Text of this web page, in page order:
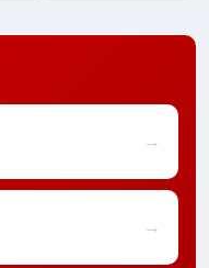
→
→